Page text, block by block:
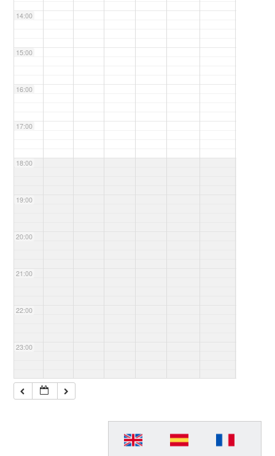
14:00
15:00
16:00
17:00
18:00
19:00
20:00
21:00
22:00
23:00